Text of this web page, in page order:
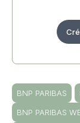
BNP PARIBAS
BNP PARIBAS